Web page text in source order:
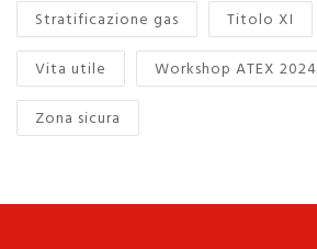
Stratificazione gas
Titolo XI
Vita utile
Workshop ATEX 2024
Zona sicura